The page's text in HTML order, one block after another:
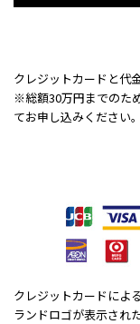
クレジットカードと代
※総額30万円までのた
てお申し込みください。
クレジットカードによ
ランドロゴが表示され